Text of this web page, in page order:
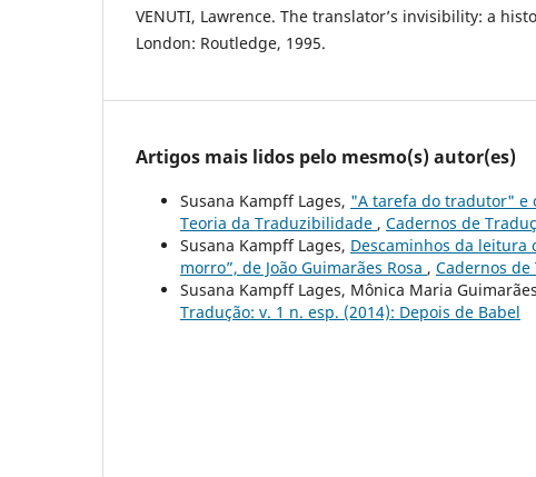
VENUTI, Lawrence. The translator’s invisibility: a
London: Routledge, 1995.
Artigos mais lidos pelo mesmo(s) autor(es)
Susana Kampff Lages, "A tarefa do tradutor" e
Teoria da Traduzibilidade , Cadernos de
Susana Kampff Lages, Descaminhos da leitura
morro”, de João Guimarães Rosa , Cadernos de
Susana Kampff Lages, Mônica Maria
Tradução: v. 1 n. esp. (2014): Depois de Babel